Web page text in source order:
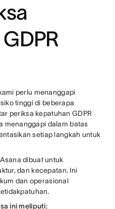
perlu menanggapi
tinggi di beberapa
periksa kepatuhan GDPR
menanggapi dalam batas
setiap langkah untuk
dibuat untuk
dan kecepatan. Ini
dan operasional
ini meliputi: